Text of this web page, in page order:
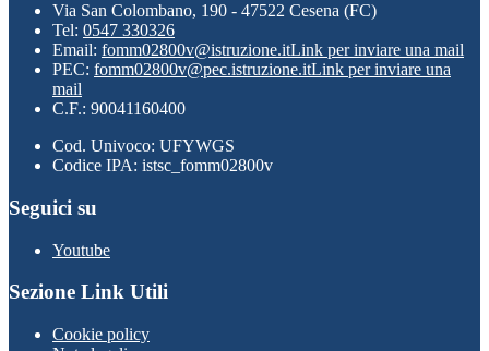
Via San Colombano, 190 - 47522 Cesena (FC)
Tel: 0547 330326
Email: fomm02800v@istruzione.itLink per inviare una mail
PEC: fomm02800v@pec.istruzione.itLink per inviare una
mail
C.F.: 90041160400
Cod. Univoco: UFYWGS
Codice IPA: istsc_fomm02800v
Seguici su
Youtube
Sezione Link Utili
Cookie policy